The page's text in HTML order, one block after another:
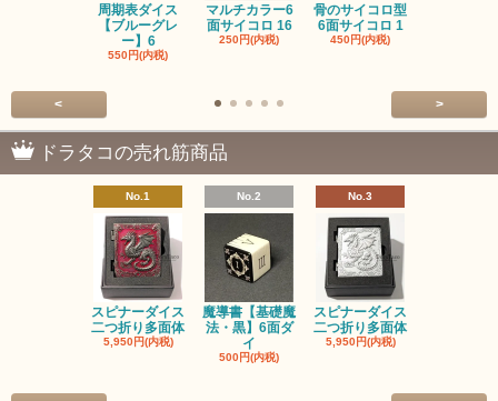
周期表ダイス
【ブルーグレ
ー】6
550円(内税)
マルチカラー6
面サイコロ 16
250円(内税)
骨のサイコロ型
6面サイコロ 1
450円(内税)
< >
ドラタコの売れ筋商品
No.1
スピナーダイス
二つ折り多面体
5,950円(内税)
No.2
魔導書【基礎魔
法・黒】6面ダ
イ
500円(内税)
No.3
スピナーダイス
二つ折り多面体
5,950円(内税)